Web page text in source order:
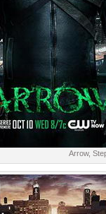
Arrow,